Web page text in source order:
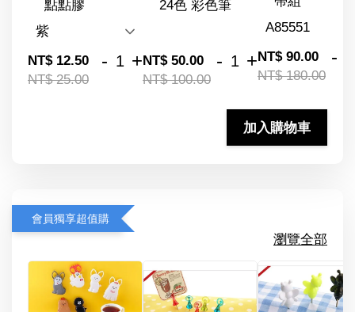
點點膠
NT$ 12.50
NT$ 25.00
- +
24色 彩色筆
NT$ 50.00
NT$ 100.00
- +NT$ 90.00
NT$ 180.00
-
加入購物車
會員獨享超值購
瀏覽全部